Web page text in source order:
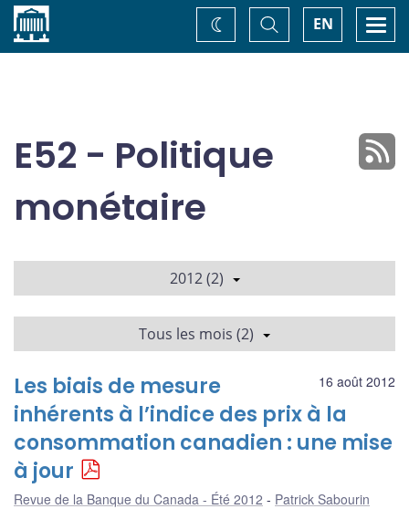
Accueil EN
Basculer
la
recherche
Changez
de
E52 - Politique
monétaire
2012 (2)
Tous les mois (2)
16 août 2012
Les biais de mesure
inhérents à l’indice des prix à la
consommation canadien : une mise
à jour
Revue de la Banque du Canada - Été 2012 Patrick Sabourin